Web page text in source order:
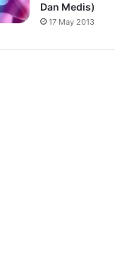
Dan Medis)
17 May 2013